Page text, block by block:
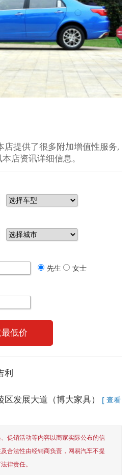
店提供了很多附加增值性服务,
店资讯详细信息。
先生
女士
低价
利
区发展大道（博大家具）
[ 查看
促销活动等内容以商家实际公布的信
合法性由经销商负责，网易汽车不提
律责任。